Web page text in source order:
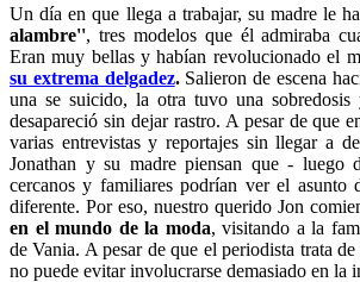
Un día en que llega a trabajar, su madre le
alambre'', tres modelos que él admiraba
Eran muy bellas y habían revolucionado el
su extrema delgadez.Salieron de escena
una se suicido, la otra tuvo una
desapareció sin dejar rastro. A pesar de que
varias entrevistas y reportajes sin llegar a
Jonathan y su madre piensan que - luego
cercanos y familiares podrían ver el asunto
diferente. Por eso, nuestro querido Jon
en el mundo de la moda, visitando a la
de Vania. A pesar de que el periodista trata
no puede evitar involucrarse demasiado en la